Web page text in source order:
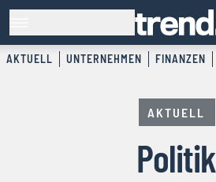
AKTUELL UNTERNEHMEN FINANZEN
AKTUELL
Politik